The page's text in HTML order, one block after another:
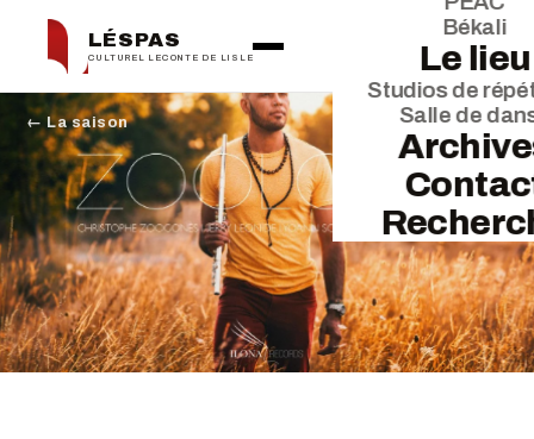
LÉSPAS
CULTUREL LECONTE DE LISLE
Békali
Le lieu
Studios de
Salle de
← La saison